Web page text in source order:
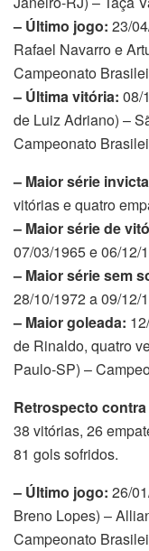
– Último jogo: 23/
Rafael Navarro e
Campeonato
– Última vitória: 08/
de Luiz Adriano) –
Campeonato
– Maior série
vitórias e quatro
– Maior série de
07/03/1965 e 06/12/
– Maior série sem
28/10/1972 a 09/12/
– Maior goleada:
de Rinaldo, quatro
Paulo-SP) –
Retrospecto
38 vitórias, 26
81 gols sofridos.
– Último jogo: 26/
Breno Lopes) –
Campeonato